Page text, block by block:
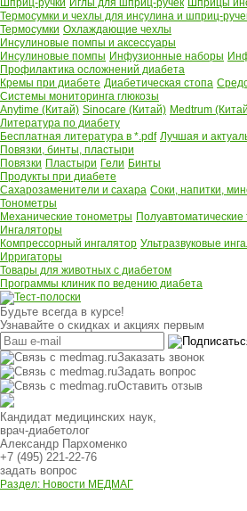
Шприц-ручки Иглы для шприц-ручек Шприцы
Термосумки и чехлы для инсулина и шприц-
Термосумки Охлаждающие чехлы
Инсулиновые помпы и аксессуары
Инсулиновые помпы Инфузионные наборы
Профилактика осложнений диабета
Кремы при диабете Диабетическая стопа
Системы мониторинга глюкозы
Anytime (Китай) Sinocare (Китай) Medtrum
Литература по диабету
Бесплатная литература в *.pdf Лучшая и
Повязки, бинты, пластыри
Повязки Пластыри Гели Бинты
Продукты при диабете
Сахарозаменители и сахара Соки, напитки,
Тонометры
Механические тонометры
Ингаляторы
Компрессорный ингалятор Ультразвуковые
Ирригаторы
Товары для животных с диабетом
Программы клиник по ведению диабета
Будьте всегда в курсе!
Узнавайте о скидках и акциях первым
Заказать звонок
Задать вопрос
Оставить отзыв
Кандидат медицинских наук,
врач-диабетолог
Александр Пархоменко
+7 (495) 221-22-76
задать вопрос
Раздел: Новости МЕДМАГ